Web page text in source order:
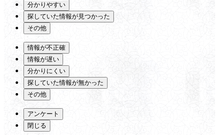
分かりやすい
探していた情報が見つかった
その他
情報が不正確
情報が遅い
分かりにくい
探していた情報が無かった
その他
アンケート
閉じる